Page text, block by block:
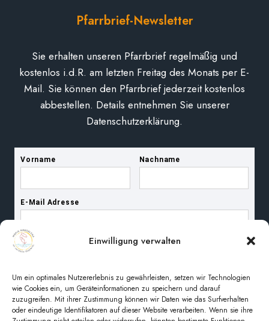
Einwilligung verwalten
Um ein optimales Nutzererlebnis zu gewährleisten, setzen wir Technologien
wie Cookies ein, um Geräteinformationen zu speichern und darauf
zuzugreifen. Mit ihrer Zustimmung können wir Daten wie das Surfverhalten
oder eindeutige Identifikatoren auf dieser Website verarbeiten. Wenn sie ihre
Pfarrbrief-Newsletter
Sie erhalten unseren Pfarrbrief regelmäßig und
kostenlos i.d.R. am letzten Freitag des Monats per E-
Mail. Sie können den Pfarrbrief jederzeit kostenlos
abbestellen. Details entnehmen Sie unserer
Datenschutzerklärung.